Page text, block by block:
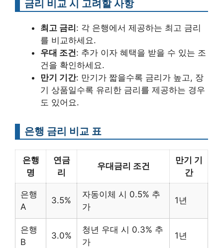
금리 비교 시 고려할 사항
최고 금리 : 각 은행에서 제공하는 최고 금리
를 비교하세요.
우대 조건: 추가 이자 혜택을 받을 수 있는 조
건을 확인하세요.
만기 기간: 만기가 짧을수록 금리가 높고, 장
기 상품일수록 유리한 금리를 제공하는 경우
도 있어요.
은행 금리 비교 표
은행
명
연금
리
우대금리 조건
만기 기
간
은행
A
3.5%
자동이체 시 0.5% 추
가
1년
은행
B
3.0%
청년 우대 시 0.3% 추
가
1년